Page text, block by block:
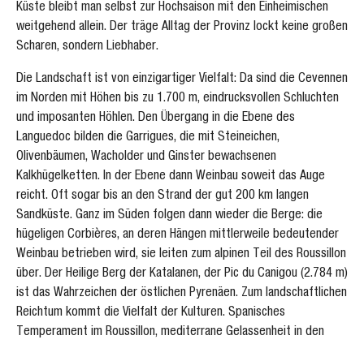
Küste bleibt man selbst zur Hochsaison mit den Einheimischen
weitgehend allein. Der träge Alltag der Provinz lockt keine großen
Scharen, sondern Liebhaber.
Die Landschaft ist von einzigartiger Vielfalt: Da sind die Cevennen
im Norden mit Höhen bis zu 1.700 m, eindrucksvollen Schluchten
und imposanten Höhlen. Den Übergang in die Ebene des
Languedoc bilden die Garrigues, die mit Steineichen,
Olivenbäumen, Wacholder und Ginster bewachsenen
Kalkhügelketten. In der Ebene dann Weinbau soweit das Auge
reicht. Oft sogar bis an den Strand der gut 200 km langen
Sandküste. Ganz im Süden folgen dann wieder die Berge: die
hügeligen Corbières, an deren Hängen mittlerweile bedeutender
Weinbau betrieben wird, sie leiten zum alpinen Teil des Roussillon
über. Der Heilige Berg der Katalanen, der Pic du Canigou (2.784 m)
ist das Wahrzeichen der östlichen Pyrenäen. Zum landschaftlichen
Reichtum kommt die Vielfalt der Kulturen. Spanisches
Temperament im Roussillon, mediterrane Gelassenheit in den